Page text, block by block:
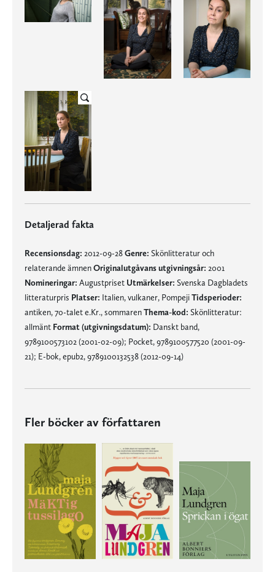
Detaljerad fakta
Recensionsdag: 2012-09-28Genre: Skönlitteratur och
relaterande ämnenOriginalutgåvans utgivningsår: 2001
Nomineringar: Augustpriset Utmärkelser: Svenska Dagbladets
litteraturpris Platser: Italien, vulkaner, PompejiTidsperioder:
antiken, 70-talet e.Kr., sommarenThema-kod: Skönlitteratur:
allmänt Format (utgivningsdatum): Danskt band,
9789100573102 (2001-02-09); Pocket, 9789100577520 (2001-09-
21); E-bok, epub2, 9789100132538 (2012-09-14)
Fler böcker av författaren